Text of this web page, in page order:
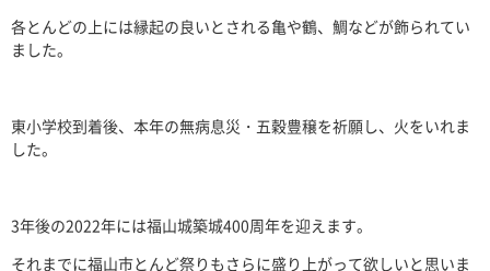
各とんどの上には縁起の良いとされる亀や鶴、鯛などが飾られてい
ました。
東小学校到着後、本年の無病息災・五穀豊穣を祈願し、火をいれま
した。
3年後の2022年には福山城築城400周年を迎えます。
それまでに福山市とんど祭りもさらに盛り上がって欲しいと思いま